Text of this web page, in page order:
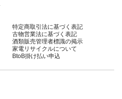
特定商取引法に基づく表記
古物営業法に基づく表記
酒類販売管理者標識の掲示
家電リサイクルについて
BtoB掛け払い申込